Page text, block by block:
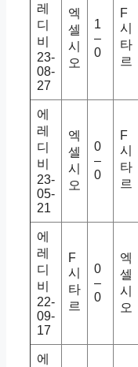
레
디
비
23-
08-
27
엑
셀
시
오
1
–
0
F
시
타
르
에
레
디
비
23-
05-
21
엑
셀
시
오
0
–
0
F
시
타
르
에
레
디
비
22-
09-
17
F
시
타
르
0
–
0
엑
셀
시
오
에